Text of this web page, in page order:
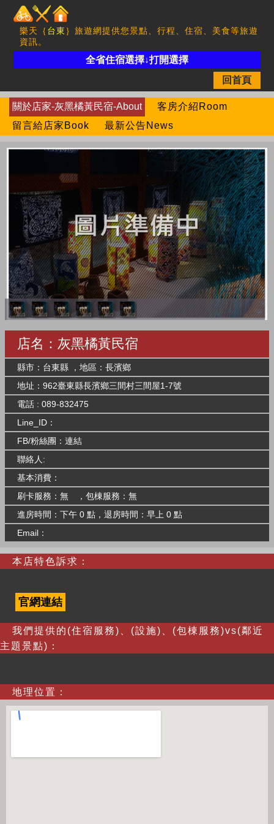
樂天｛ 台東 ｝旅遊網提供您景點、行程、住宿、美食等旅遊
資訊。
全省住宿選擇↓打開選擇
回首頁
關於店家-灰黑橘黃民宿-About
客房介紹Room
留言給店家Book
最新公告News
店名：灰黑橘黃民宿
縣市：台東縣 ，地區：長濱鄉
地址：962臺東縣長濱鄉三間村三間屋1-7號
電話 : 089-832475
Line_ID：
FB/粉絲團： 連結
聯絡人:
基本消費：
刷卡服務：無 ，包棟服務：無
進房時間：下午 0 點，退房時間：早上 0 點
Email：
本店特色訴求：
官網連結
我們提供的(住宿服務)、(設施)、(包棟服務)vs(鄰近
主題景點)：
地理位置：